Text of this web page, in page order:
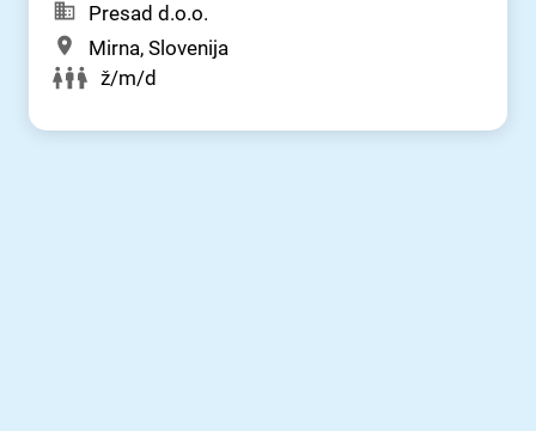
Presad d.o.o.
Mirna, Slovenija
ž/m/d